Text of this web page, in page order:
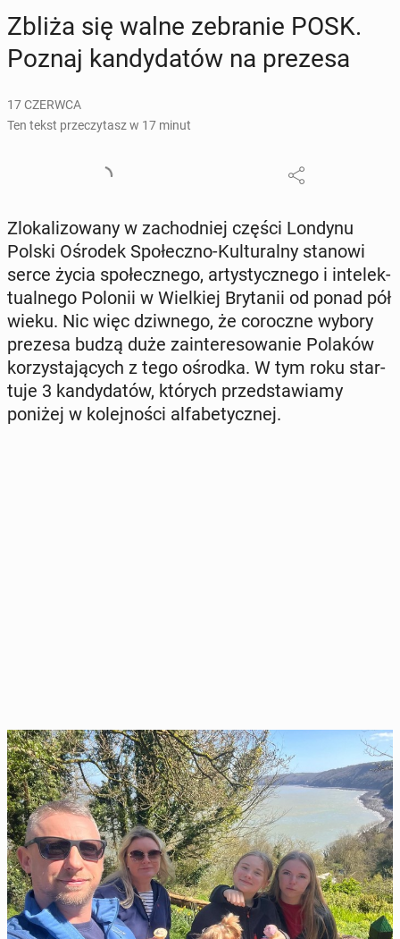
Zbliża się walne ze­bra­nie POSK.
Poznaj kan­dy­da­tów na prezesa
17 CZERWCA
Ten tekst przeczytasz w 17 minut
Zlo­ka­li­zo­wa­ny w za­chod­niej części Londynu
Polski Ośrodek Spo­łecz­no-Kul­tu­ral­ny stanowi
serce życia spo­łecz­ne­go, ar­ty­stycz­ne­go i in­te­lek­
tu­al­ne­go Polonii w Wiel­kiej Bry­ta­nii od ponad pół
wieku. Nic więc dziw­ne­go, że co­rocz­ne wybory
prezesa budzą duże za­in­te­re­so­wa­nie Polaków
ko­rzy­sta­ją­cych z tego ośrodka. W tym roku star­
tu­je 3 kan­dy­da­tów, których przed­sta­wia­my
poniżej w ko­lej­no­ści al­fa­be­tycz­nej.